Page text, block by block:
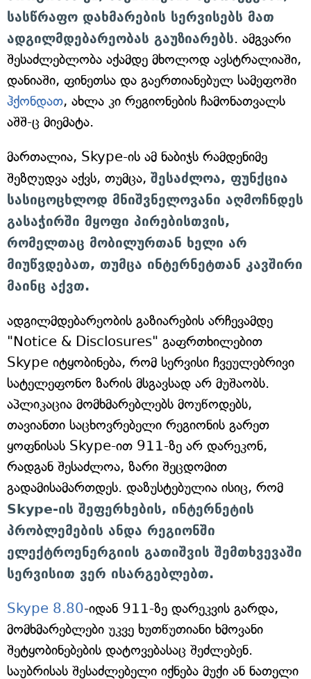
სასწრაფო დახმარების სერვისებს მათ
ადგილმდებარეობას გაუზიარებს. ამგვარი
შესაძლებლობა აქამდე მხოლოდ ავსტრალიაში,
დანიაში, ფინეთსა და გაერთიანებულ სამეფოში
ჰქონდათ, ახლა კი რეგიონების ჩამონათვალს
აშშ-ც მიემატა.
მართალია, Skype-ის ამ ნაბიჯს რამდენიმე
შეზღუდვა აქვს, თუმცა, შესაძლოა, ფუნქცია
სასიცოცხლოდ მნიშვნელოვანი აღმოჩნდეს
გასაჭირში მყოფი პირებისთვის,
რომელთაც მობილურთან ხელი არ
მიუწვდებათ, თუმცა ინტერნეტთან კავშირი
მაინც აქვთ.
ადგილმდებარეობის გაზიარების არჩევამდე
"Notice & Disclosures" გაფრთხილებით
Skype იტყობინება, რომ სერვისი ჩვეულებრივი
სატელეფონო ზარის მსგავსად არ მუშაობს.
აპლიკაცია მომხმარებლებს მოუწოდებს,
თავიანთი საცხოვრებელი რეგიონის გარეთ
ყოფნისას Skype-ით 911-ზე არ დარეკონ,
რადგან შესაძლოა, ზარი შეცდომით
გადამისამართდეს. დაზუსტებულია ისიც, რომ
Skype-ის შეფერხების, ინტერნეტის
პრობლემების ანდა რეგიონში
ელექტროენერგიის გათიშვის შემთხვევაში
სერვისით ვერ ისარგებლებთ.
Skype 8.80-იდან 911-ზე დარეკვის გარდა,
მომხმარებლები უკვე ხუთწუთიანი ხმოვანი
შეტყობინებების დატოვებასაც შეძლებენ.
საუბრისას შესაძლებელი იქნება მუქი ან ნათელი